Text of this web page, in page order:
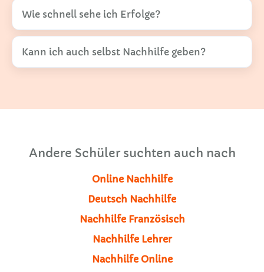
Wie schnell sehe ich Erfolge?
Kann ich auch selbst Nachhilfe geben?
Andere Schüler suchten auch nach
Online Nachhilfe
Deutsch Nachhilfe
Nachhilfe Französisch
Nachhilfe Lehrer
Nachhilfe Online